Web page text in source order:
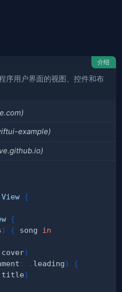
介绍
序用户界面的视图、控件和布
example)
View {
{
) { song in
cover)
: . leading)
{
title)